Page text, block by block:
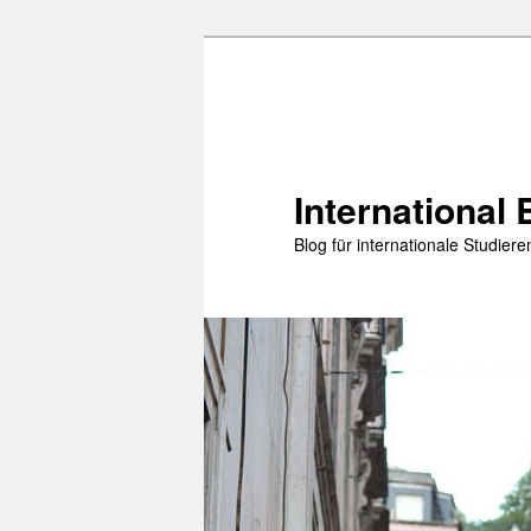
International
Blog für internationale